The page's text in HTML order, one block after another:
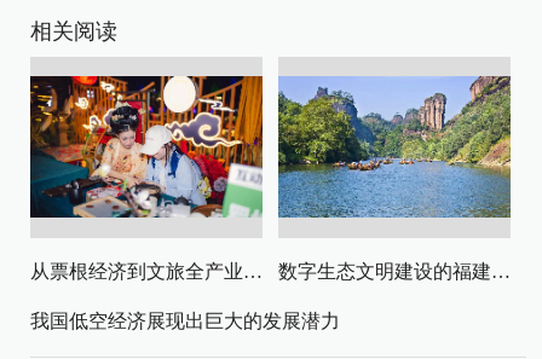
相关阅读
从票根经济到文旅全产业链升级 数字生态文明建设的福建路径与启示
我国低空经济展现出巨大的发展潜力